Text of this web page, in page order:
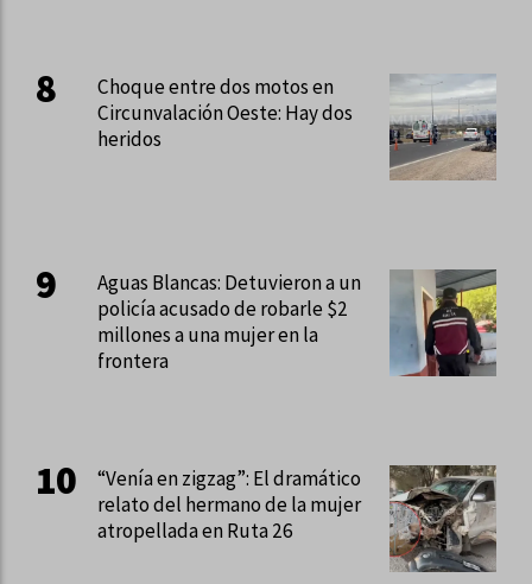
Choque entre dos motos en
Circunvalación Oeste: Hay dos
heridos
Aguas Blancas: Detuvieron a un
policía acusado de robarle $2
millones a una mujer en la
frontera
“Venía en zigzag”: El dramático
relato del hermano de la mujer
atropellada en Ruta 26